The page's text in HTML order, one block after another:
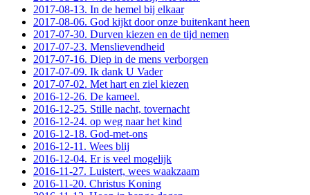
2017-08-13. In de hemel bij elkaar
2017-08-06. God kijkt door onze buitenkant heen
2017-07-30. Durven kiezen en de tijd nemen
2017-07-23. Menslievendheid
2017-07-16. Diep in de mens verborgen
2017-07-09. Ik dank U Vader
2017-07-02. Met hart en ziel kiezen
2016-12-26. De kameel.
2016-12-25. Stille nacht, tovernacht
2016-12-24. op weg naar het kind
2016-12-18. God-met-ons
2016-12-11. Wees blij
2016-12-04. Er is veel mogelijk
2016-11-27. Luistert, wees waakzaam
2016-11-20. Christus Koning